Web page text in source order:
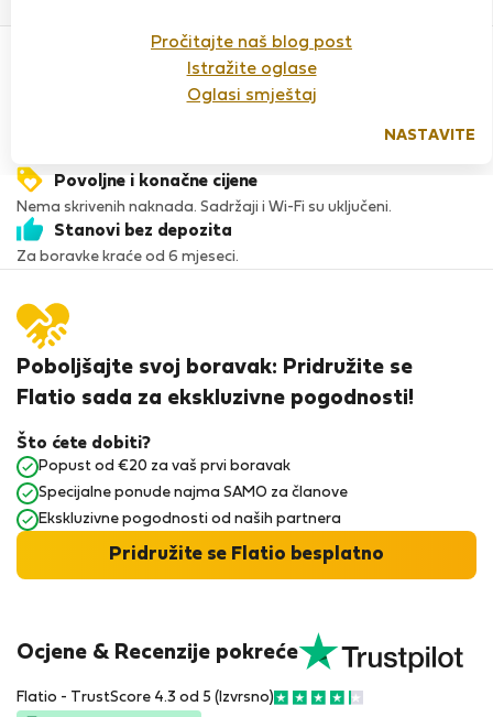
Pročitajte naš blog post
Istražite oglase
Oglasi smještaj
NASTAVITE
Povjerenje & Sigurnost
Visoka razina sigurnosti za stanare zahvaljujući StayProtection
Naš ugled raste zahvaljujući iskustvima mnogih zadovoljnih
Povoljne i konačne cijene
Nema skrivenih naknada. Sadržaji i Wi-Fi su uključeni.
Stanovi bez depozita
Za boravke kraće od 6 mjeseci.
Ocjene & Recenzije pokreće
Flatio - TrustScore 4.3 od 5 (Izvrsno)
Poboljšajte svoj boravak: Pridružite se
Flatio sada za ekskluzivne pogodnosti!
Što ćete dobiti?
Popust od €20 za vaš prvi boravak
Specijalne ponude najma SAMO za članove
Ekskluzivne pogodnosti od naših partnera
Pridružite se Flatio besplatno